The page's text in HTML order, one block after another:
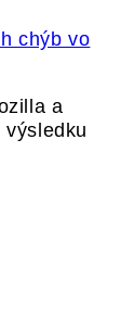
chýb vo
a